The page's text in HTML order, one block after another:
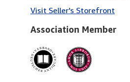
Visit Seller's Storefront
Association Member